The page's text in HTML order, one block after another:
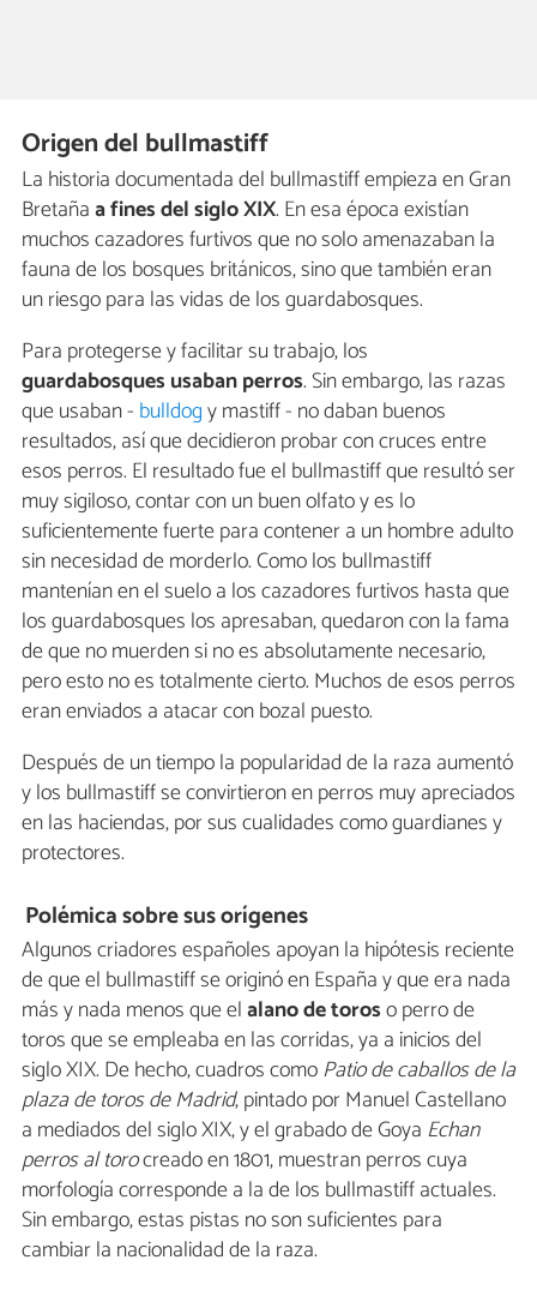
Origen del bullmastiff
La historia documentada del bullmastiff empieza en Gran
Bretañaa fines del siglo XIX. En esa época existían
muchos cazadores furtivos que no solo amenazaban la
fauna de los bosques británicos, sino que también eran
un riesgo para las vidas de los guardabosques.
Para protegerse y facilitar su trabajo, los
guardabosques usaban perros. Sin embargo, las razas
que usaban - bulldogy mastiff - no daban buenos
resultados, así que decidieron probar con cruces entre
esos perros. El resultado fue el bullmastiff que resultó ser
muy sigiloso, contar con un buen olfato y es lo
suficientemente fuerte para contener a un hombre adulto
sin necesidad de morderlo. Como los bullmastiff
mantenían en el suelo a los cazadores furtivos hasta que
los guardabosques los apresaban, quedaron con la fama
de que no muerden si no es absolutamente necesario,
pero esto no es totalmente cierto. Muchos de esos perros
eran enviados a atacar con bozal puesto.
Después de un tiempo la popularidad de la raza aumentó
y los bullmastiff se convirtieron en perros muy apreciados
en las haciendas, por sus cualidades como guardianes y
protectores.
Polémica sobre sus orígenes
Algunos criadores españoles apoyan la hipótesis reciente
de que el bullmastiff se originó en España y que era nada
más y nada menos que elalano de toroso perro de
toros que se empleaba en las corridas, ya a inicios del
siglo XIX. De hecho, cuadros comoPatio de caballos de la
plaza de toros de Madrid, pintado por Manuel Castellano
a mediados del siglo XIX, y el grabado de Goya Echan
perros al torocreado en 1801, muestran perros cuya
morfología corresponde a la de los bullmastiff actuales.
Sin embargo, estas pistas no son suficientes para
cambiar la nacionalidad de la raza.